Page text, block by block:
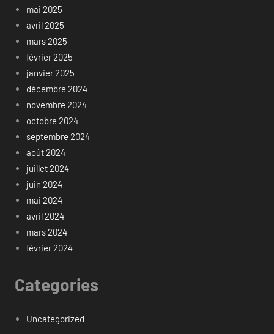
mai 2025
avril 2025
mars 2025
février 2025
janvier 2025
décembre 2024
novembre 2024
octobre 2024
septembre 2024
août 2024
juillet 2024
juin 2024
mai 2024
avril 2024
mars 2024
février 2024
Categories
Uncategorized